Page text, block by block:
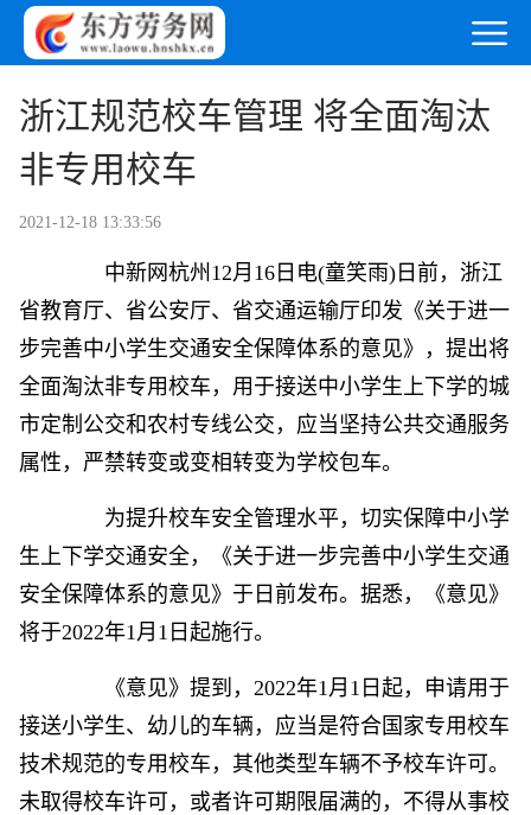
浙江规范校车管理 将全面淘汰
非专用校车
2021-12-18 13:33:56
中新网杭州12月16日电(童笑雨)日前，浙江
省教育厅、省公安厅、省交通运输厅印发《关于进一
步完善中小学生交通安全保障体系的意见》，提出将
全面淘汰非专用校车，用于接送中小学生上下学的城
市定制公交和农村专线公交，应当坚持公共交通服务
属性，严禁转变或变相转变为学校包车。
为提升校车安全管理水平，切实保障中小学
生上下学交通安全，《关于进一步完善中小学生交通
安全保障体系的意见》于日前发布。据悉，《意见》
将于2022年1月1日起施行。
《意见》提到，2022年1月1日起，申请用于
接送小学生、幼儿的车辆，应当是符合国家专用校车
技术规范的专用校车，其他类型车辆不予校车许可。
未取得校车许可，或者许可期限届满的，不得从事校